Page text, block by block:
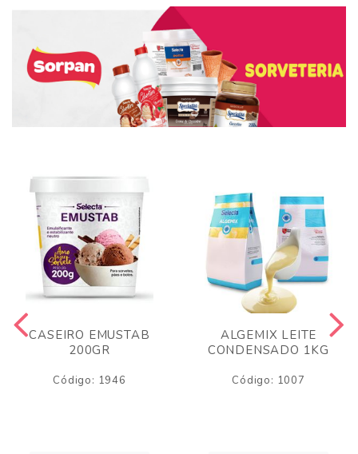
CASEIRO EMUSTAB
200GR
Código: 1946
ALGEMIX LEITE
CONDENSADO 1KG
Código: 1007